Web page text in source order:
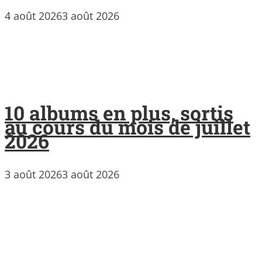
4 août 20263 août 2026
10 albums en plus, sortis
au cours du mois de juillet
2026
3 août 20263 août 2026